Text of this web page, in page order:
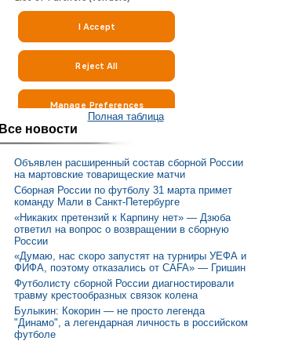
Полная таблица
Все новости
Объявлен расширенный состав сборной России
на мартовские товарищеские матчи
Сборная России по футболу 31 марта примет
команду Мали в Санкт-Петербурге
«Никаких претензий к Карпину нет» — Дзюба
ответил на вопрос о возвращении в сборную
России
«Думаю, нас скоро запустят на турниры УЕФА и
ФИФА, поэтому отказались от CAFA» — Гришин
Футболисту сборной России диагностировали
травму крестообразных связок колена
Булыкин: Кокорин — не просто легенда
"Динамо", а легендарная личность в российском
футболе